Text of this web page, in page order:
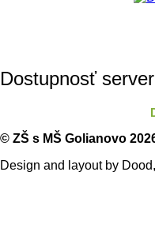
Dostupnosť
© ZŠ s MŠ Golianovo
Design and layout by